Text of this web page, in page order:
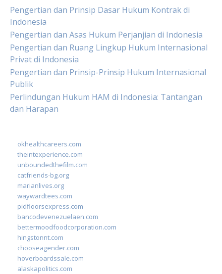
Pengertian dan Prinsip Dasar Hukum Kontrak di
Indonesia
Pengertian dan Asas Hukum Perjanjian di Indonesia
Pengertian dan Ruang Lingkup Hukum Internasional
Privat di Indonesia
Pengertian dan Prinsip-Prinsip Hukum Internasional
Publik
Perlindungan Hukum HAM di Indonesia: Tantangan
dan Harapan
okhealthcareers.com
theintexperience.com
unboundedthefilm.com
catfriends-bg.org
marianlives.org
waywardtees.com
pidfloorsexpress.com
bancodevenezuelaen.com
bettermoodfoodcorporation.com
hingstonnt.com
chooseagender.com
hoverboardssale.com
alaskapolitics.com